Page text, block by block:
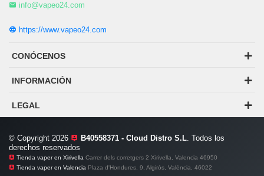
info@vapeo24.com
https://www.vapeo24.com
CONÓCENOS
INFORMACIÓN
LEGAL
© Copyright 2026 B40558371 - Cloud Distro S.L. Todos los
derechos reservados
Tienda vaper en Xirivella Carrer dels corretgers 2 Xirivella, Valencia 46950
Tienda vaper en Valencia Plaza d'Hondures, 9, Algirós, València, 46022